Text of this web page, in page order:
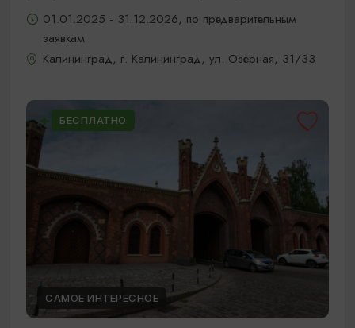
01.01.2025 - 31.12.2026, по предварительным
заявкам
Калининград, г. Калининград, ул. Озёрная, 31/33
БЕСПЛАТНО
САМОЕ ИНТЕРЕСНОЕ